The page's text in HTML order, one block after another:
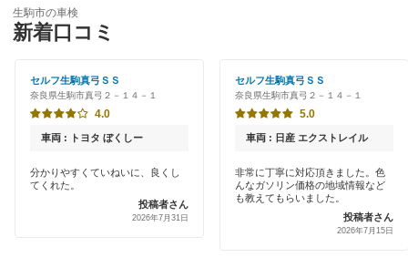
香芝市
橿原市
葛城市
北葛城郡
特典あり
新車初回割りあり
早割りあり
クレジットカードOK
「車検の速太郎」
アップル車検
オートバックス
出光リテール車検
生駒市の車検
新着口コミ
セルフ生駒真弓ＳＳ
奈良県生駒市真弓２－１４－１
4.0
車両 : トヨタ ぼくしー
分かりやすくていねいに、良くし
てくれた。
投稿者さん
2026年7月31日
セルフ生駒真弓ＳＳ
奈良県生駒市真弓２－１４－１
5.0
車両 : 日産 エクストレイル
非常に丁寧に対応頂きました。色
んなガソリン価格の地域情報など
も教えてもらいました。
投稿者さん
2026年7月15日